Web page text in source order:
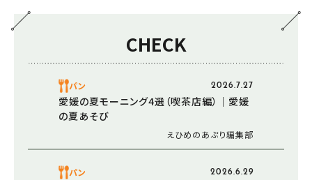
CHECK
パン 2026.7.27
愛媛の夏モーニング4選（喫茶店編）｜愛媛
の夏あそび
えひめのあぷり編集部
パン 2026.6.29